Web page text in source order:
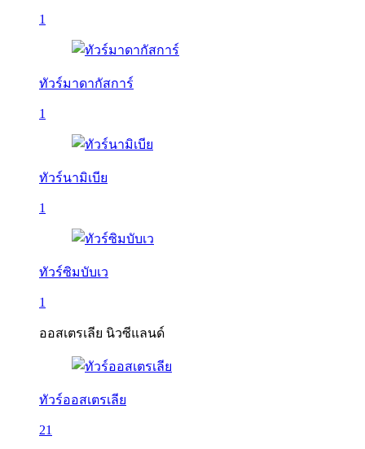
1
ทัวร์มาดากัสการ์
1
ทัวร์นามิเบีย
1
ทัวร์ซิมบับเว
1
ออสเตรเลีย นิวซีแลนด์
ทัวร์ออสเตรเลีย
21